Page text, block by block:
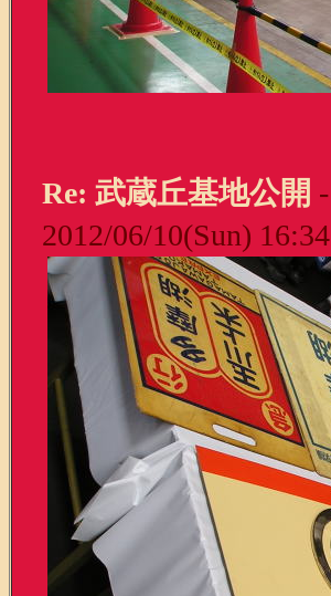
Re: 武蔵丘基地公開 -
2012/06/10(Sun) 16:34